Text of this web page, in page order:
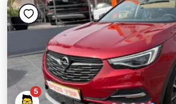
5